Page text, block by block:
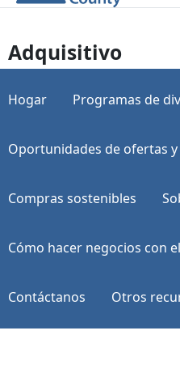
Adquisitivo
Hogar Programas de
Oportunidades de ofertas
Compras sostenibles
Cómo hacer negocios con
Contáctanos Otros